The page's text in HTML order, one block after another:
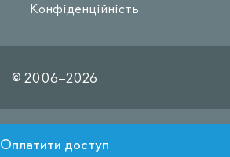
Оплатити доступ
Конфіденційність
© 2006–2026